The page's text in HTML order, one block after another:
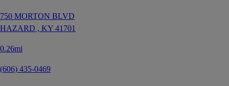
750 MORTON BLVD
HAZARD , KY 41701
0.26mi
(606) 435-0469